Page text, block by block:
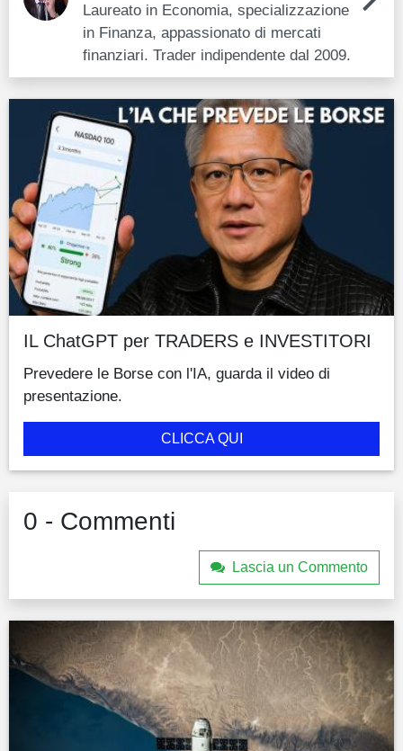
Laureato in Economia, specializzazione
in Finanza, appassionato di mercati
finanziari. Trader indipendente dal 2009.
IL ChatGPT per TRADERS e INVESTITORI
Prevedere le Borse con l'IA, guarda il video di
presentazione.
CLICCA QUI
0 - Commenti
Lascia un Commento